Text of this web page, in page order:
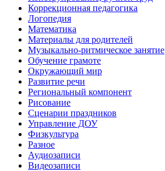
Коррекционная педагогика
Логопедия
Математика
Материалы для родителей
Музыкально-ритмическое занятие
Обучение грамоте
Окружающий мир
Развитие речи
Региональный компонент
Рисование
Сценарии праздников
Управление ДОУ
Физкультура
Разное
Аудиозаписи
Видеозаписи